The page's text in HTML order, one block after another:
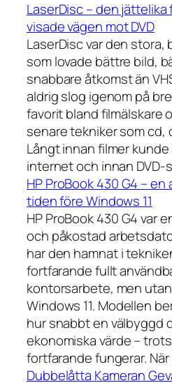
LaserDisc – den jättelika
visade vägen mot DVD
LaserDisc var den stora,
som lovade bättre bild,
snabbare åtkomst än
aldrig slog igenom på
favorit bland filmälskare
senare tekniker som cd,
Långt innan filmer
internet och innan DVD-
HP ProBook 430 G4 –
tiden före Windows 11
HP ProBook 430 G4 var
och påkostad
har den hamnat i
fortfarande fullt
kontorsarbete, men
Windows 11. Modellen
hur snabbt en välbyggd
ekonomiska värde –
fortfarande fungerar.
Dubbelåtta Kameran